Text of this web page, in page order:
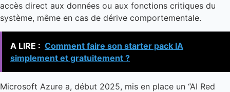
accès direct aux données ou aux fonctions critiques du
système, même en cas de dérive comportementale.
A LIRE : Comment faire son starter pack IA
simplement et gratuitement ?
Microsoft Azure a, début 2025, mis en place un “AI Red